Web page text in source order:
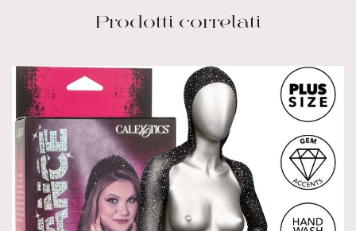
Prodotti correlati